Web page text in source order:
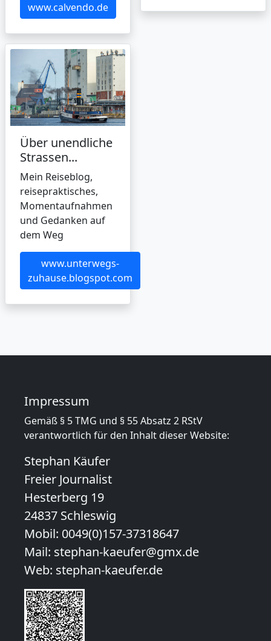
www.calvendo.de
Über unendliche
Strassen...
Mein Reiseblog,
reisepraktisches,
Momentaufnahmen
und Gedanken auf
dem Weg
www.unterwegs-
zuhause.blogspot.com
Impressum
Gemäß § 5 TMG und § 55 Absatz 2 RStV
verantwortlich für den Inhalt dieser Website:
Stephan Käufer
Freier Journalist
Hesterberg 19
24837 Schleswig
Mobil: 0049(0)157-37318647
Mail: stephan-kaeufer@gmx.de
Web: stephan-kaeufer.de